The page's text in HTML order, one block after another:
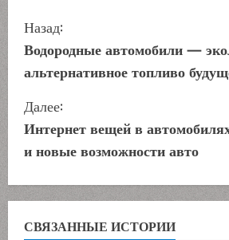
П
р
о
д
о
л
ж
Назад:
Водородные автомобили —
альтернативное топливо
Далее:
Интернет вещей в
и новые возможности авто
СВЯЗАННЫЕ ИСТОРИИ